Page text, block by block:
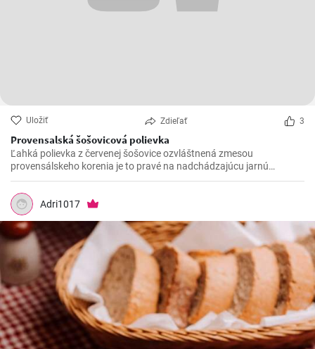
Uložiť Zdieľať 3
Provensalská šošovicová polievka
Ľahká polievka z červenej šošovice ozvláštnená zmesou
provensálskeho korenia je to pravé na nadchádzajúcu jarnú
sezónu!
Adri1017